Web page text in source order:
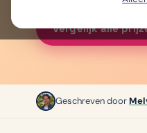
Vergelijk alle
Geschreven door